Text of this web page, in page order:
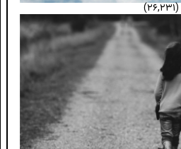
(۲۶,۲۳۱)